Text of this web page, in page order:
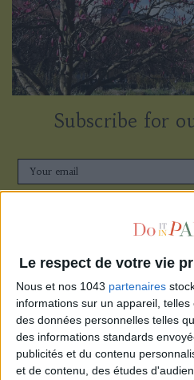
Le respect de votre vie
Nous et nos 1043 partenaires
informations sur un appareil,
des données personnelles telles
des informations standards
publicités et du contenu
et de contenu, des études
Subscribe for